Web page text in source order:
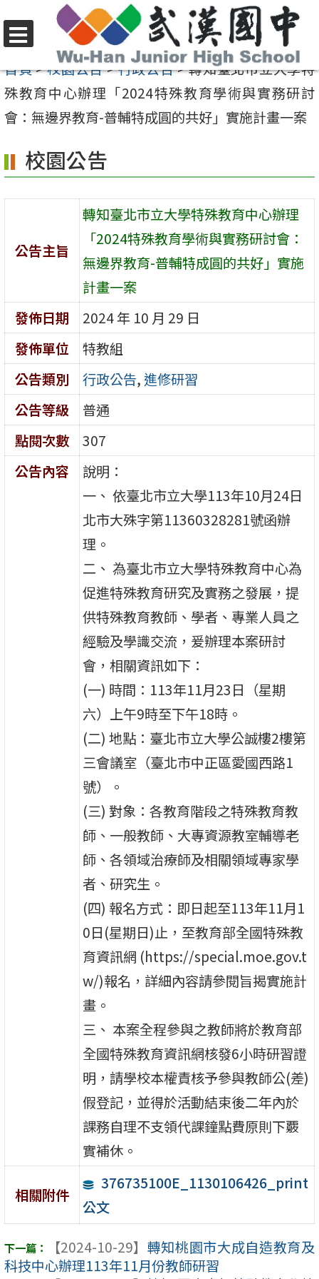
至
要
內
區
選
單
首頁>校園公告>行政公告>轉知臺北市立大學特
殊教育中心辦理「2024特殊教育學術與實務研討
會：無邊界教育-普輔特成圓的共好」實施計畫一案
校園公告
公告主旨
轉知臺北市立大學特殊教育中心辦理
「2024特殊教育學術與實務研討會：
無邊界教育-普輔特成圓的共好」實施
計畫一案
發佈日期
2024 年 10 月 29 日
發佈單位
特教組
公告類別
行政公告,進修研習
公告等級
普通
點閱次數
307
公告內容
說明：
一、 依臺北市立大學113年10月24日
北市大殊字第11360328281號函辦
理。
二、 為臺北市立大學特殊教育中心為
促進特殊教育研究及實務之發展，提
供特殊教育教師、學者、專業人員之
經驗及學識交流，爰辦理本案研討
會，相關資訊如下：
(一) 時間：113年11月23日（星期
六）上午9時至下午18時。
(二) 地點：臺北市立大學公誠樓2樓第
三會議室（臺北市中正區愛國西路1
號）。
(三) 對象：各教育階段之特殊教育教
師、一般教師、大專資源教室輔導老
師、各領域治療師及相關領域專家學
者、研究生。
(四) 報名方式：即日起至113年11月1
0日(星期日)止，至教育部全國特殊教
育資訊網 (https://special.moe.gov.t
w/)報名，詳細內容請參閱旨揭實施計
畫。
三、 本案全程參與之教師將於教育部
全國特殊教育資訊網核發6小時研習證
明，請學校本權責核予參與教師公(差)
假登記，並得於活動結束後二年內於
課務自理不支領代課鐘點費原則下覈
實補休。
相關附件
376735100E_1130106426_print
公文
【2024-10-29】 轉知桃園市大成自造教育及
科技中心辦理113年11月份教師研習